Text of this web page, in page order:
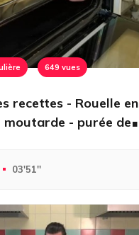
649 vues
recettes - Rouelle en
moutarde - purée de
03'51''